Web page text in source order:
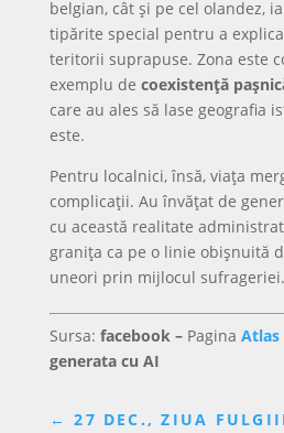
belgian, cât și pe cel olandez,
tipărite special pentru a explica
teritorii suprapuse. Zona este
exemplu de coexistență
care au ales să lase geografia
este.
Pentru localnici, însă, viața
complicații. Au învățat de
cu această realitate
granița ca pe o linie obișnuită
uneori prin mijlocul sufrageriei.
Sursa: facebook – Pagina Atlas
generata cu AI
←27 DEC., ZIUA